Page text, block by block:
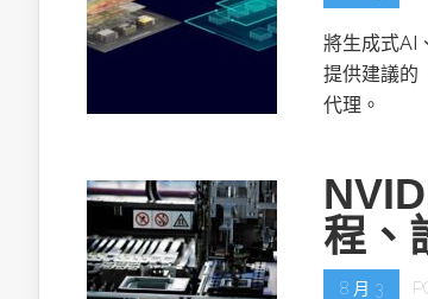
將生成式AI
提供建議的
代理。
程、
8 月 3